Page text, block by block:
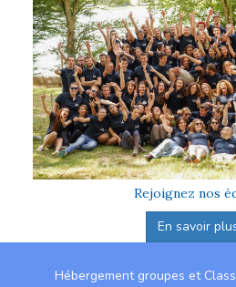
Rejoignez nos
En savoir
Hébergement groupes et